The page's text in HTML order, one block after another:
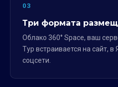
03
Три формата
Облако 360° Space, ваш
Тур встраивается на сайт,
соцсети.